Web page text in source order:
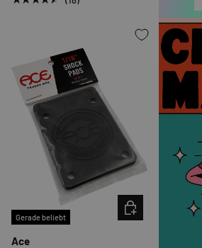
Gerade beliebt
Ace
OPTIONEN